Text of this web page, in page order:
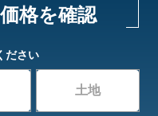
格を確認
ださい
土地